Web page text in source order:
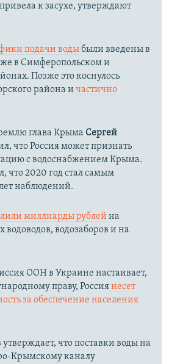
к засухе, утверждают
подачи водыбыли введены в
в Симферопольском и
Позже это коснулось
района и частично
глава Крыма Сергей
что Россия может признать
с водоснабжением Крыма.
что 2020 год стал самым
наблюдений.​
миллиарды рублей на
водоводов, водозаборов и на
ООН в Украине настаивает,
праву, Россиянесет
за обеспечение населения
что поставки воды на
Крымскому каналу